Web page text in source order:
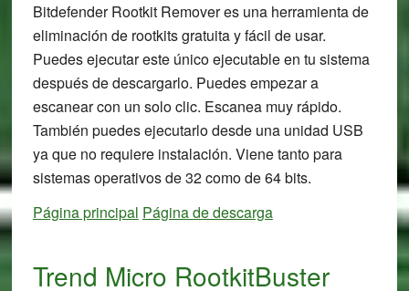
Bitdefender Rootkit Remover es una herramienta de
eliminación de rootkits gratuita y fácil de usar.
Puedes ejecutar este único ejecutable en tu sistema
después de descargarlo. Puedes empezar a
escanear con un solo clic. Escanea muy rápido.
También puedes ejecutarlo desde una unidad USB
ya que no requiere instalación. Viene tanto para
sistemas operativos de 32 como de 64 bits.
Página principal Página de descarga
Trend Micro RootkitBuster